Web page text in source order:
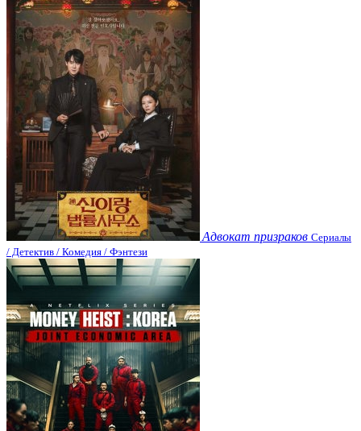
Адвокат призраков Сериалы
/ Детектив / Комедия / Фэнтези